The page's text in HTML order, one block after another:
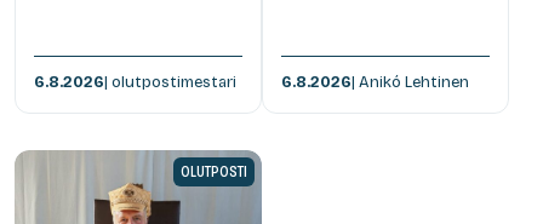
6.8.2026| olutpostimestari 6.8.2026| Anikó Lehtinen
OLUTPOSTI